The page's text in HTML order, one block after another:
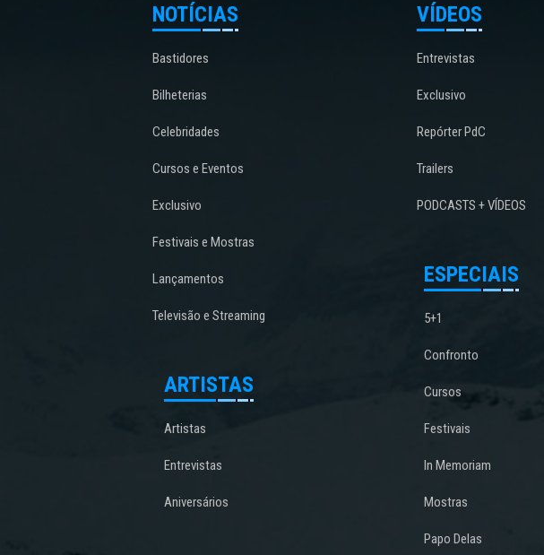
NOTÍCIAS
Bastidores
Bilheterias
Celebridades
Cursos e Eventos
Exclusivo
Festivais e Mostras
Lançamentos
Televisão e Streaming
ARTISTAS
Artistas
Entrevistas
Aniversários
VÍDEOS
Entrevistas
Exclusivo
Repórter PdC
Trailers
PODCASTS + VÍDEOS
ESPECIAIS
5+1
Confronto
Cursos
Festivais
In Memoriam
Mostras
Papo Delas